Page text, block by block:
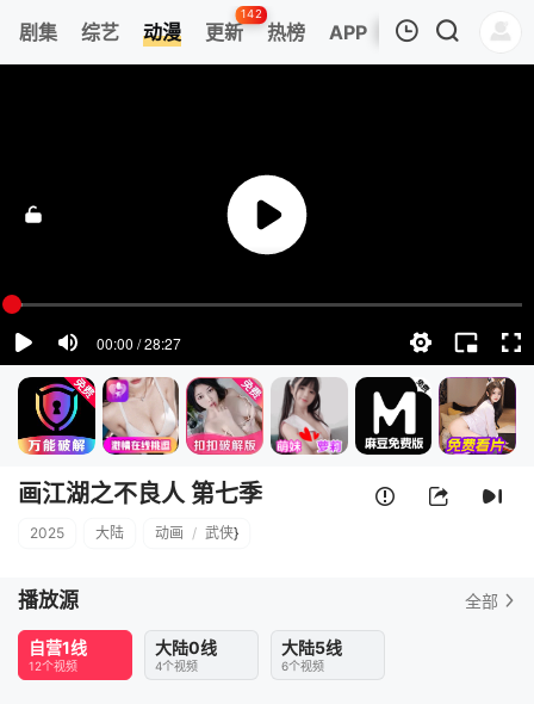
剧集 综艺 动漫 更新
142
热榜 APP
清空
画江湖之不良人 第七季
2025 大陆 动画 / 武侠}
播放源 全部
自营1线
12个视频
大陆0线
4个视频
大陆5线
6个视频